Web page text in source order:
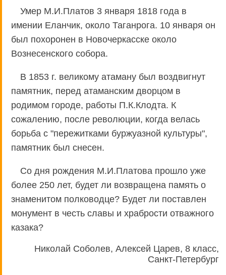
Умер М.И.Платов 3 января 1818 года в
имении Еланчик, около Таганрога. 10 января он
был похоронен в Новочеркасске около
Вознесенского собора.
В 1853 г. великому атаману был воздвигнут
памятник, перед атаманским дворцом в
родимом городе, работы П.К.Клодта. К
сожалению, после революции, когда велась
борьба с "пережитками буржуазной культуры",
памятник был снесен.
Со дня рождения М.И.Платова прошло уже
более 250 лет, будет ли возвращена память о
знаменитом полководце? Будет ли поставлен
монумент в честь славы и храбрости отважного
казака?
Николай Соболев, Алексей Царев, 8 класс,
Санкт-Петербург